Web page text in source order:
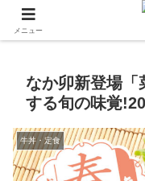
飲食店キャンペーン・
なか卯新登場「
する旬の味覚
牛丼・定食
メニュー